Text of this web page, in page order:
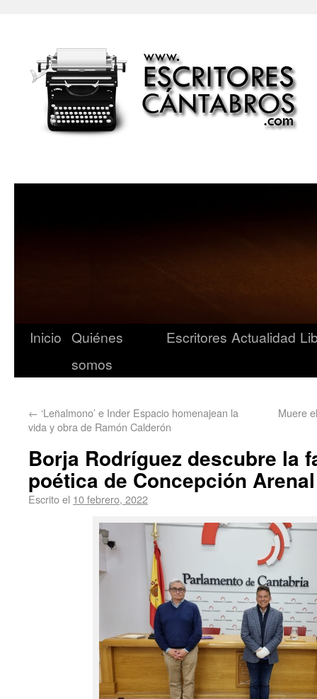
Inicio Quiénes
somos
Escritores Actualidad
← ‘Leñalmono’ e Inder Espacio homenajean la
vida y obra de Ramón Calderón
Muere
Borja Rodríguez descubre la
poética de Concepción Arenal
Escrito el 10 febrero, 2022